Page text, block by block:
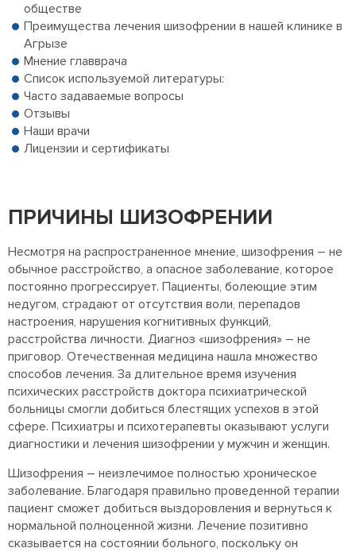
обществе
Преимущества лечения шизофрении в нашей клинике в
Агрызе
Мнение главврача
Список используемой литературы:
Часто задаваемые вопросы
Отзывы
Наши врачи
Лицензии и сертификаты
ПРИЧИНЫ ШИЗОФРЕНИИ
Несмотря на распространенное мнение, шизофрения – не
обычное расстройство, а опасное заболевание, которое
постоянно прогрессирует. Пациенты, болеющие этим
недугом, страдают от отсутствия воли, перепадов
настроения, нарушения когнитивных функций,
расстройства личности. Диагноз «шизофрения» – не
приговор. Отечественная медицина нашла множество
способов лечения. За длительное время изучения
психических расстройств доктора психиатрической
больницы смогли добиться блестящих успехов в этой
сфере. Психиатры и психотерапевты оказывают услуги
диагностики и лечения шизофрении у мужчин и женщин.
Шизофрения – неизлечимое полностью хроническое
заболевание. Благодаря правильно проведенной терапии
пациент сможет добиться выздоровления и вернуться к
нормальной полноценной жизни. Лечение позитивно
сказывается на состоянии больного, поскольку он